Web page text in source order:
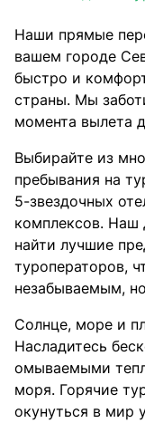
Наши прямые
вашем городе
быстро и
страны. Мы
момента вылета
Выбирайте из
пребывания на
5-звездочных
комплексов. Наш
найти лучшие
туроператоров,
незабываемым,
Солнце, море и
Насладитесь
омываемыми
моря. Горячие
окунуться в мир